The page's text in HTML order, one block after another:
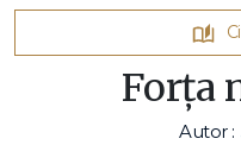
Forța
Autor :